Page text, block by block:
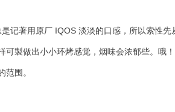
记著用原厂 IQOS 淡淡的口感，所以索性
可製做出小小环烤感觉，烟味会浓郁些。哦
围。